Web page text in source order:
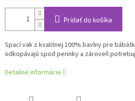
Pridať do košíka
Spací vak z kvalitnej 100% bavlny pre
odkopávajú spod perinky a zároveň
Detailné informácie